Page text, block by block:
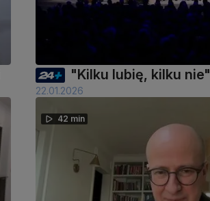
"Kilku lubię, kilku nie"
22.01.2026
42 min